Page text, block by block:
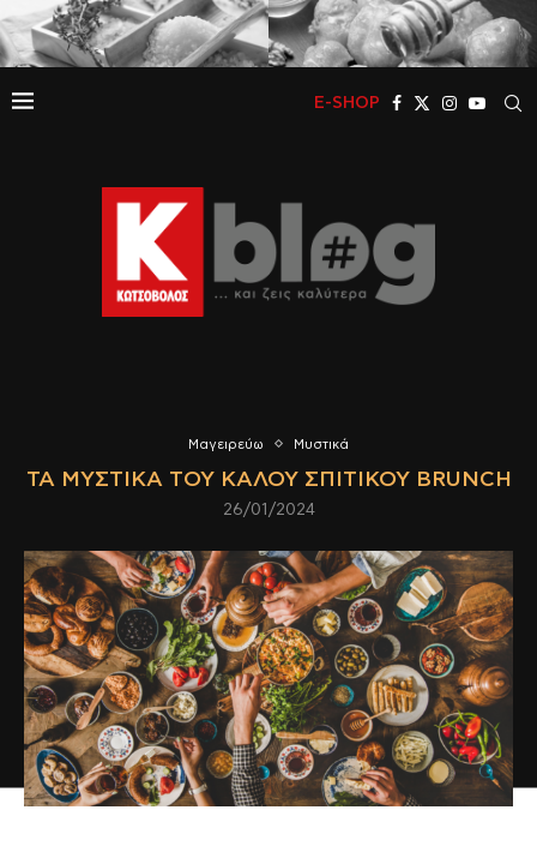
E-SHOP
Μαγειρεύω Μυστικά
ΤΑ ΜΥΣΤΙΚΆ ΤΟΥ ΚΑΛΟΎ ΣΠΙΤΙΚΟΎ BRUNCH
26/01/2024